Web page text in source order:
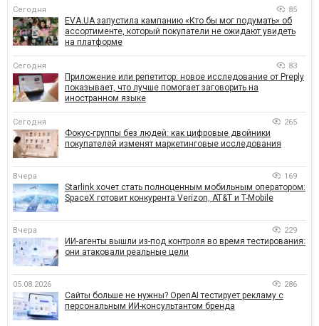
Сегодня 85
EVA.UA запустила кампанию «Кто бы мог подумать» об
ассортименте, который покупатели не ожидают увидеть
на платформе
Сегодня 83
Приложение или репетитор: новое исследование от Preply
показывает, что лучше помогает заговорить на
иностранном языке
Сегодня 265
Фокус-группы без людей: как цифровые двойники
покупателей изменят маркетинговые исследования
Вчера 169
Starlink хочет стать полноценным мобильным оператором:
SpaceX готовит конкурента Verizon, AT&T и T-Mobile
Вчера 229
ИИ-агенты вышли из-под контроля во время тестирования:
они атаковали реальные цели
05.08.2026 286
Сайты больше не нужны? OpenAI тестирует рекламу с
персональным ИИ-консультантом бренда